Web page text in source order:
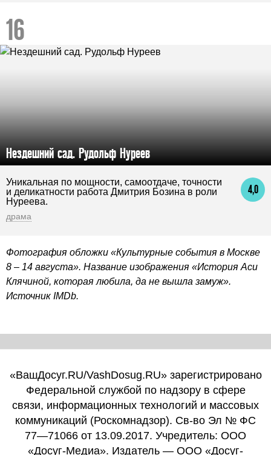
Нездешний сад. Рудольф Нуреев
4,0
Уникальная по мощности, самоотдаче, точности
и деликатности работа Дмитрия Бозина в роли
Нуреева.
драма
Фотография обложки «Культурные события в Москве
8 – 14 августа». Название изображения «История Аси
Клячиной, которая любила, да не вышла замуж».
Источник IMDb.
«ВашДосуг.RU/VashDosug.RU» зарегистрировано
Федеральной службой по надзору в сфере
связи, информационных технологий и массовых
коммуникаций (Роскомнадзор). Св-во Эл № ФС
77—71066 от 13.09.2017. Учредитель: ООО
«Досуг-Медиа». Издатель — ООО «Досуг-